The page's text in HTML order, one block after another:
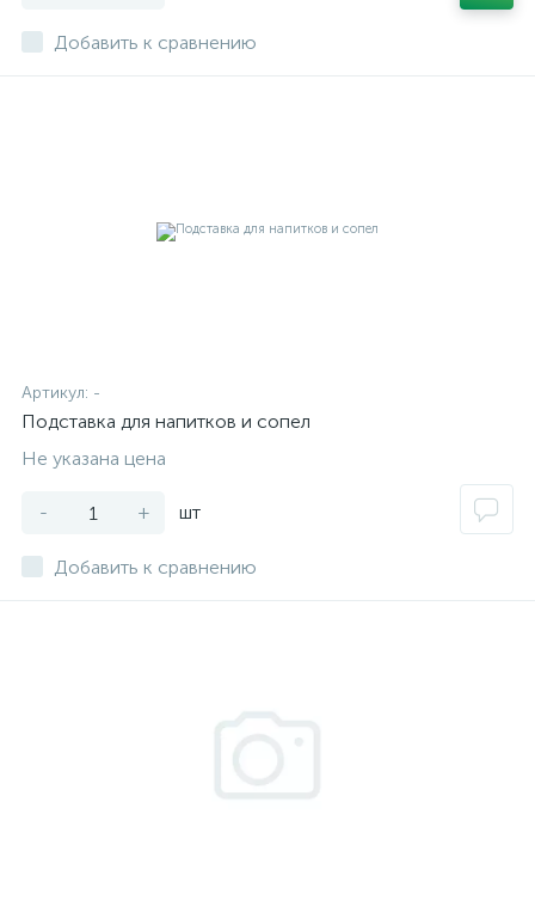
Добавить к сравнению
Артикул: -
Подставка для напитков и сопел
Не указана цена
- + шт
Добавить к сравнению